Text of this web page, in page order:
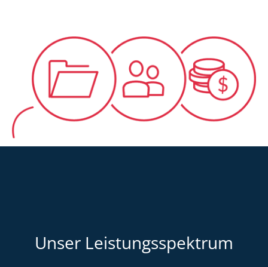
Unser Leistungsspektrum